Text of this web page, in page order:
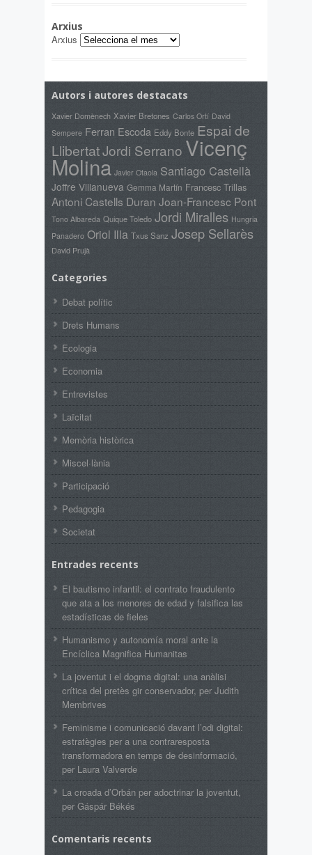
Arxius
Arxius
Autors i autores destacats
Xavier Domènech Xavier Bretones Carlos Ortí David
Sempere Ferran Escoda Eddy Bonte Espai de
LlibertatJordi Serrano Vicenç
Molina Javier Otaola Santiago Castellà
Joffre Villanueva Gemma Martín Francesc Trillas
Antoni Castells Duran Joan-Francesc Pont
Tono Albareda Quique Toledo Jordi Miralles Hungria
Panadero Oriol Illa Txus Sanz Josep Sellarès
David Prujà
Categories
Debat polític
Drets Humans
Ecologia
Economia
Entrevistes
Laïcitat
Memòria històrica
Miscel·lània
Participació
Pedagogia
Societat
Entrades recents
El bautismo infantil: el contrato fraudulento
que ata a los menores de edad y falsifica las
estadísticas de fieles
Humanismo y autonomía moral ante la
Encíclica Magnifica Humanitas
La joventut i el dogma digital: una anàlisi
crítica del pretès gir conservador, per Judith
Membrives
Feminisme i comunicació davant l’odi digital:
estratègies per a una contraresposta
transformadora en temps de desinformació,
per Laura Valverde
La croada d’Orbán per adoctrinar la joventut,
per Gáspár Békés
Comentaris recents